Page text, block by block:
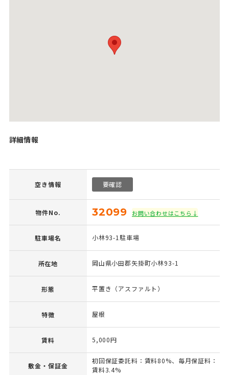
詳細情報
空き情報 要確認
物件No. 32099 お問い合わせはこちら↓
駐車場名 小林93-1駐車場
所在地 岡山県小田郡矢掛町小林93-1
形態 平置き（アスファルト）
特徴 屋根
賃料 5,000円
敷金・保証金
初回保証委託料：賃料80%、毎月保証料：
賃料3.4%